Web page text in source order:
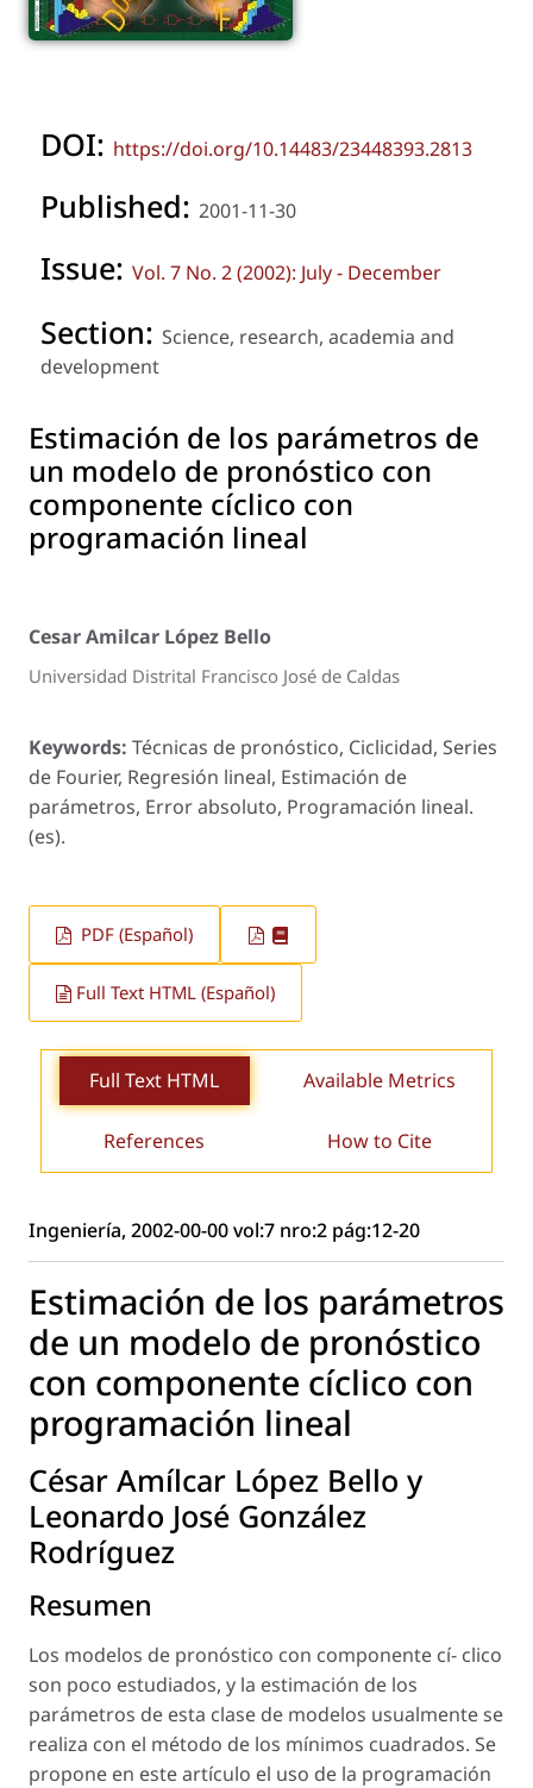
DOI: https://doi.org/10.14483/23448393.2813
Published: 2001-11-30
Issue: Vol. 7 No. 2 (2002): July - December
Section: Science, research, academia and
development
Estimación de los parámetros de
un modelo de pronóstico con
componente cíclico con
programación lineal
Cesar Amilcar López Bello
Universidad Distrital Francisco José de Caldas
Keywords: Técnicas de pronóstico, Ciclicidad, Series
de Fourier, Regresión lineal, Estimación de
parámetros, Error absoluto, Programación lineal.
(es).
PDF (Español)
Full Text HTML (Español)
Full Text HTML Available Metrics
References How to Cite
Ingeniería, 2002-00-00 vol:7 nro:2 pág:12-20
Estimación de los parámetros
de un modelo de pronóstico
con componente cíclico con
programación lineal
César Amílcar López Bello y
Leonardo José González
Rodríguez
Resumen
Los modelos de pronóstico con componente cí- clico
son poco estudiados, y la estimación de los
parámetros de esta clase de modelos usualmente se
realiza con el método de los mínimos cuadrados. Se
propone en este artículo el uso de la programación